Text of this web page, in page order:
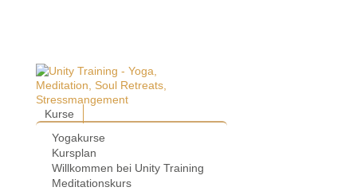
Kurse
Yogakurse
Kursplan
Willkommen bei Unity Training
Meditationskurs